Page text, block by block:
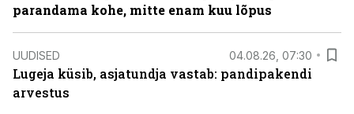
parandama kohe, mitte enam kuu lõpus
UUDISED 04.08.26, 07:30
Lugeja küsib, asjatundja vastab: pandipakendi
arvestus